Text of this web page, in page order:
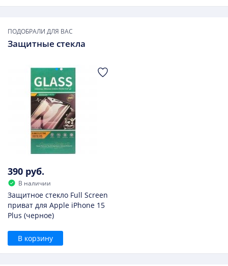
ПОДОБРАЛИ ДЛЯ ВАС
Защитные стекла
390 руб.
В наличии
Защитное стекло Full Screen
приват для Apple iPhone 15
Plus (черное)
В корзину